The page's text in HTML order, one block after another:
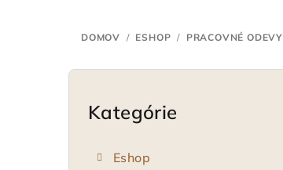
DOMOV / ESHOP / PRACOVNÉ ODEVY
B
Preskočiť
kategórie
Kategórie
Eshop